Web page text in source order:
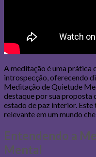
A meditação é uma prática
introspecção, oferecendo
Meditação de Quietude
destaque por sua proposta
estado de paz interior.
relevante em um mundo
Entendendo a
Mental